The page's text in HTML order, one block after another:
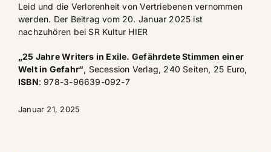
Leid und die Verlorenheit von Vertriebenen vernommen
werden. Der Beitrag vom 20. Januar 2025 ist
nachzuhören bei SR Kultur HIER
„25 Jahre Writers in Exile. Gefährdete Stimmen einer
Welt in Gefahr“, Secession Verlag, 240 Seiten, 25 Euro,
ISBN: 978-3-96639-092-7
Januar 21, 2025